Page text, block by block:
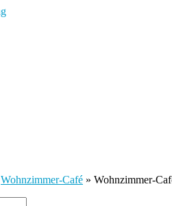
Wohnzimmer-Café » Wohnzimmer-